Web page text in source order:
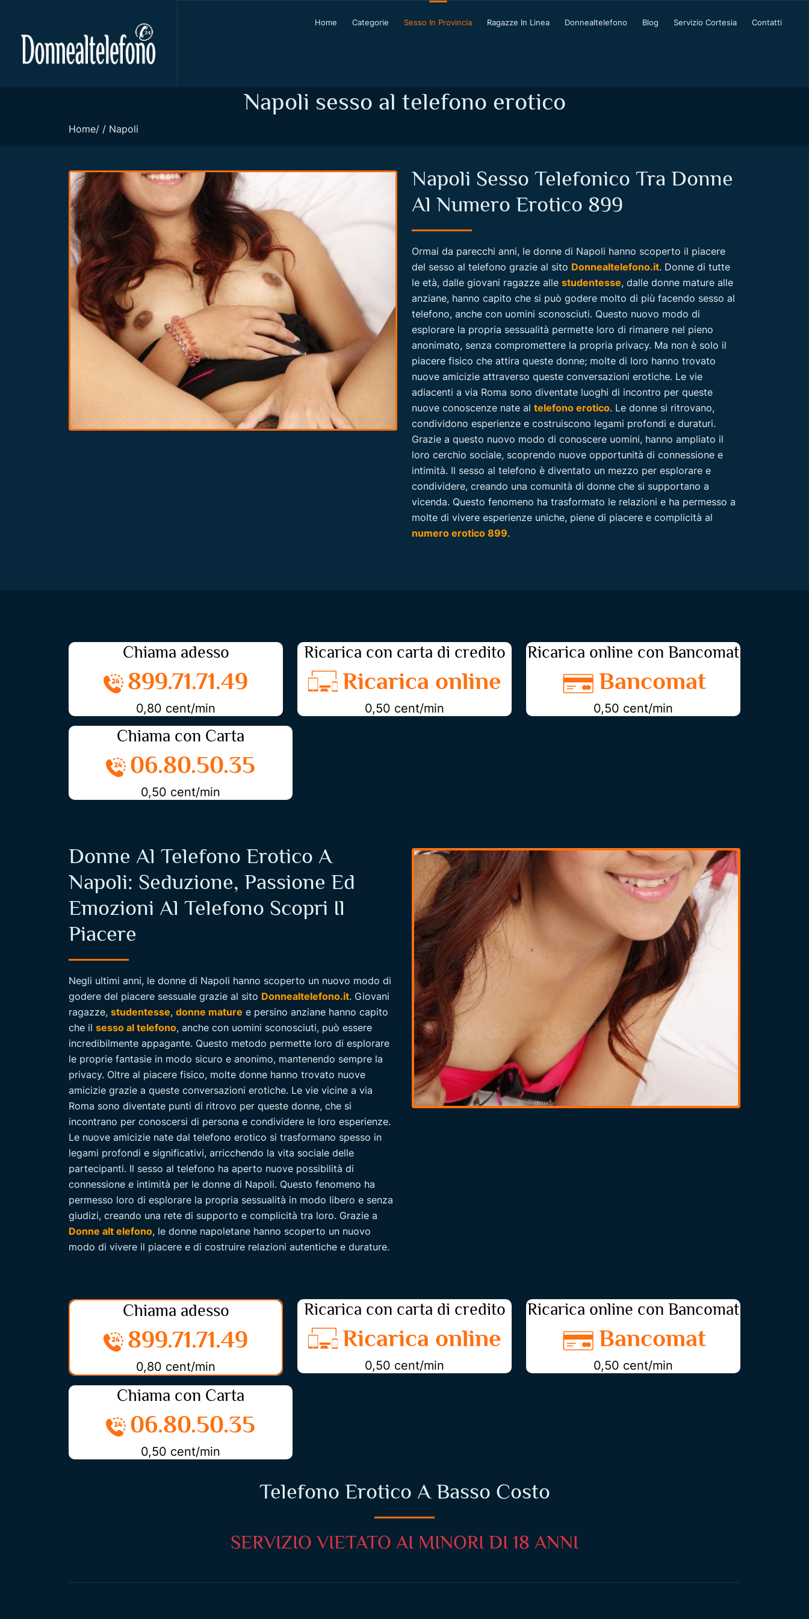
Home Categorie Sesso In Provincia Ragazze In Linea Donnealtelefono Blog Servizio Cortesia Contatti
Napoli sesso al telefono erotico
Home Napoli
Napoli Sesso Telefonico Tra Donne
Al Numero Erotico 899
Ormai da parecchi anni, le donne di Napoli hanno scoperto il piacere
del sesso al telefono grazie al sito Donnealtelefono.it. Donne di tutte
le età, dalle giovani ragazze alle studentesse, dalle donne mature alle
anziane, hanno capito che si può godere molto di più facendo sesso al
telefono, anche con uomini sconosciuti. Questo nuovo modo di
esplorare la propria sessualità permette loro di rimanere nel pieno
anonimato, senza compromettere la propria privacy. Ma non è solo il
piacere fisico che attira queste donne; molte di loro hanno trovato
nuove amicizie attraverso queste conversazioni erotiche. Le vie
adiacenti a via Roma sono diventate luoghi di incontro per queste
nuove conoscenze nate al telefono erotico. Le donne si ritrovano,
condividono esperienze e costruiscono legami profondi e duraturi.
Grazie a questo nuovo modo di conoscere uomini, hanno ampliato il
loro cerchio sociale, scoprendo nuove opportunità di connessione e
intimità. Il sesso al telefono è diventato un mezzo per esplorare e
condividere, creando una comunità di donne che si supportano a
vicenda. Questo fenomeno ha trasformato le relazioni e ha permesso a
molte di vivere esperienze uniche, piene di piacere e complicità al
numero erotico 899.
Chiama adesso
899.71.71.49
0,80 cent/min
Ricarica con carta di credito
Ricarica online
0,50 cent/min
Ricarica online con Bancomat
Bancomat
0,50 cent/min
Chiama con Carta
06.80.50.35
0,50 cent/min
Donne Al Telefono Erotico A
Napoli: Seduzione, Passione Ed
Emozioni Al Telefono Scopri Il
Piacere
Negli ultimi anni, le donne di Napoli hanno scoperto un nuovo modo di
godere del piacere sessuale grazie al sito Donnealtelefono.it. Giovani
ragazze, studentesse, donne mature e persino anziane hanno capito
che il sesso al telefono, anche con uomini sconosciuti, può essere
incredibilmente appagante. Questo metodo permette loro di esplorare
le proprie fantasie in modo sicuro e anonimo, mantenendo sempre la
privacy. Oltre al piacere fisico, molte donne hanno trovato nuove
amicizie grazie a queste conversazioni erotiche. Le vie vicine a via
Roma sono diventate punti di ritrovo per queste donne, che si
incontrano per conoscersi di persona e condividere le loro esperienze.
Le nuove amicizie nate dal telefono erotico si trasformano spesso in
legami profondi e significativi, arricchendo la vita sociale delle
partecipanti. Il sesso al telefono ha aperto nuove possibilità di
connessione e intimità per le donne di Napoli. Questo fenomeno ha
permesso loro di esplorare la propria sessualità in modo libero e senza
giudizi, creando una rete di supporto e complicità tra loro. Grazie a
Donne alt elefono, le donne napoletane hanno scoperto un nuovo
modo di vivere il piacere e di costruire relazioni autentiche e durature.
Chiama adesso
899.71.71.49
0,80 cent/min
Ricarica con carta di credito
Ricarica online
0,50 cent/min
Ricarica online con Bancomat
Bancomat
0,50 cent/min
Chiama con Carta
06.80.50.35
0,50 cent/min
Telefono Erotico A Basso Costo
SERVIZIO VIETATO AI MINORI DI 18 ANNI